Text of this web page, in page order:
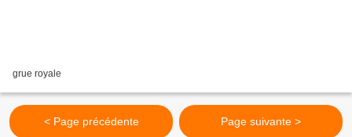
grue royale
< Page précédente Page suivante >